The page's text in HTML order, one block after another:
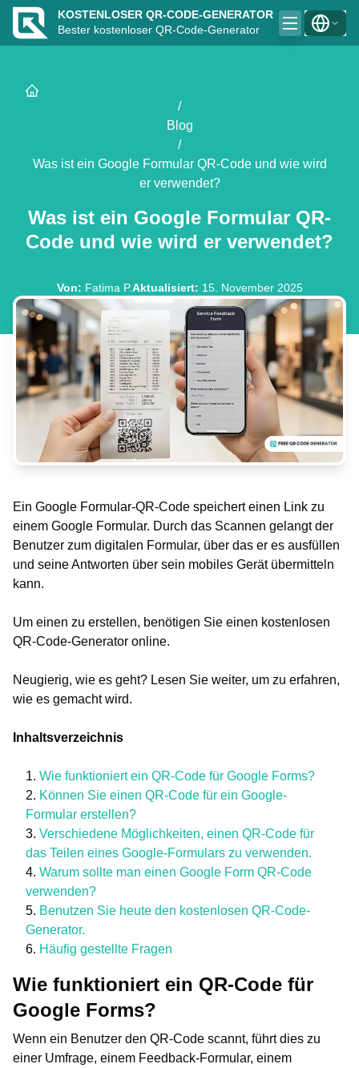
KOSTENLOSER QR-CODE-GENERATOR
Bester kostenloser QR-Code-Generator
/
Blog
/
Was ist ein Google Formular QR-Code und wie wird
er verwendet?
Was ist ein Google Formular QR-
Code und wie wird er verwendet?
Von: Fatima P.Aktualisiert: 15. November 2025
Ein Google Formular-QR-Code speichert einen Link zu
einem Google Formular. Durch das Scannen gelangt der
Benutzer zum digitalen Formular, über das er es ausfüllen
und seine Antworten über sein mobiles Gerät übermitteln
kann.
Um einen zu erstellen, benötigen Sie einen kostenlosen
QR-Code-Generator online.
Neugierig, wie es geht? Lesen Sie weiter, um zu erfahren,
wie es gemacht wird.
Inhaltsverzeichnis
Wie funktioniert ein QR-Code für Google Forms?
Können Sie einen QR-Code für ein Google-
Formular erstellen?
Verschiedene Möglichkeiten, einen QR-Code für
das Teilen eines Google-Formulars zu verwenden.
Warum sollte man einen Google Form QR-Code
verwenden?
Benutzen Sie heute den kostenlosen QR-Code-
Generator.
Häufig gestellte Fragen
Wie funktioniert ein QR-Code für
Google Forms?
Wenn ein Benutzer den QR-Code scannt, führt dies zu
einer Umfrage, einem Feedback-Formular, einem